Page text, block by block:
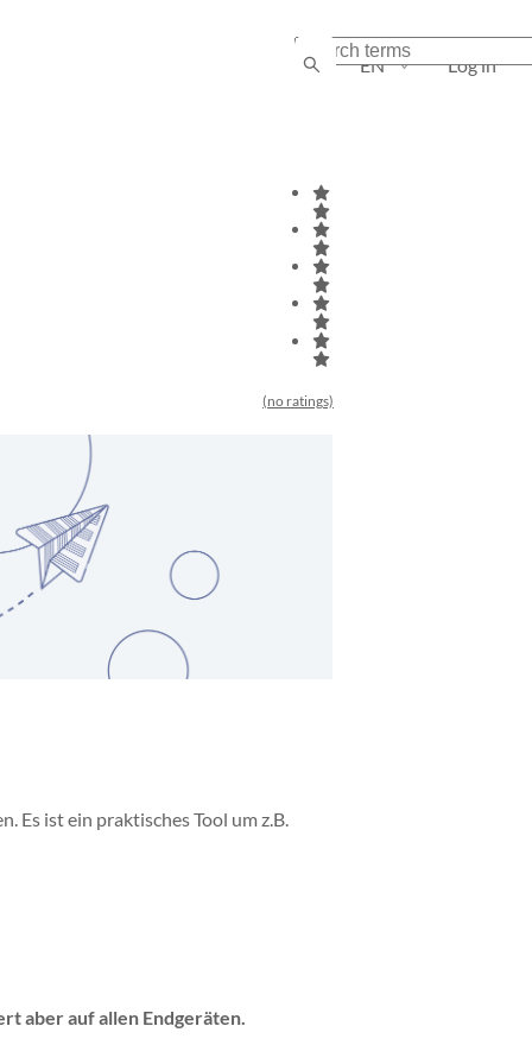
EN Log in
(no ratings)
ist ein praktisches Tool um z.B.
aber auf allen Endgeräten.